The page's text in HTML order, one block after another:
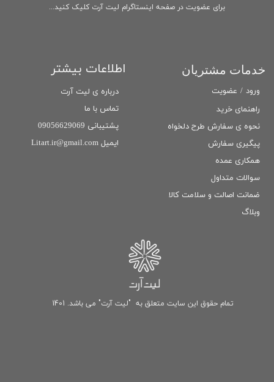
راهنمای خرید
نحوه ی سفارش طرح دلخواه
پیگیری سفارش
همکاری عمده
سوالات متداول
ضمانت اصالت و سلامت كالا
وبلاگ
خدمات مشتریان اطلاعات بیشتر
درباره ی لیت آرت
تماس با ما
پشتیبانی 09056629069
ایمیل Litart.ir@gmail.com
تمام حقوق این سایت متعلق به "لیت آرت" می باشد. 1401
برای عضویت در صفحه اینستاگرام لیت آرت کلیک کنید...
ورود / عضویت